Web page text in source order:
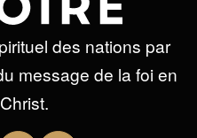
des nations par
message de la foi en